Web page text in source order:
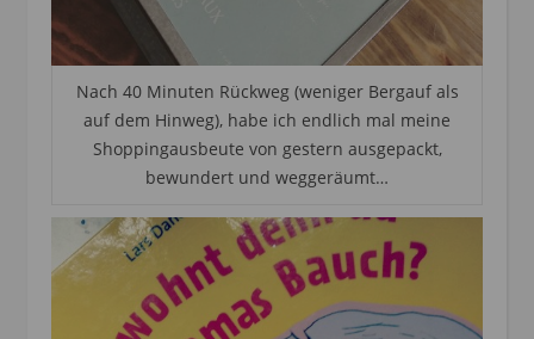
Nach 40 Minuten Rückweg (weniger Bergauf als
auf dem Hinweg), habe ich endlich mal meine
Shoppingausbeute von gestern ausgepackt,
bewundert und weggeräumt…